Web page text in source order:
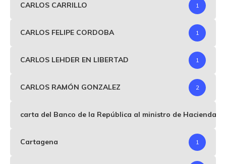
CARLOS CARRILLO 1
CARLOS FELIPE CORDOBA 1
CARLOS LEHDER EN LIBERTAD 1
CARLOS RAMÓN GONZALEZ 2
carta del Banco de la República al ministro de Hacienda
Cartagena 1